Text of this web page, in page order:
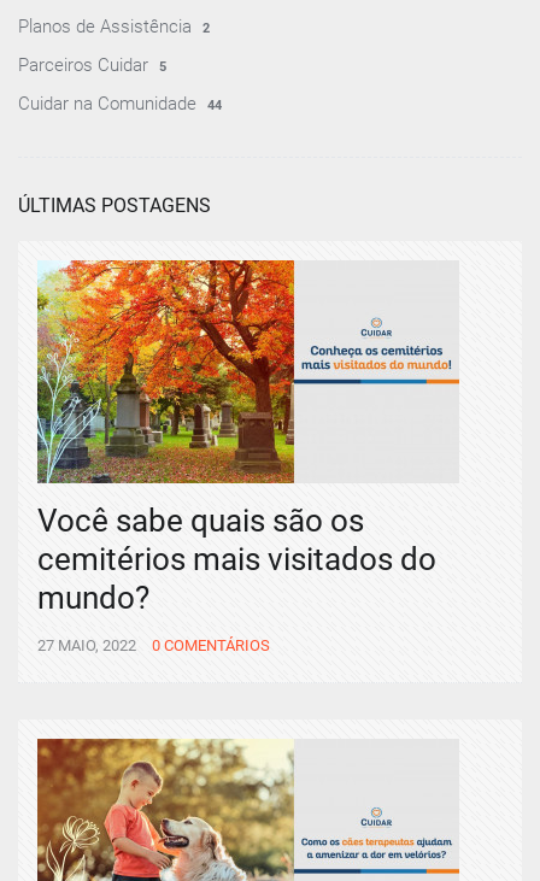
Planos de Assistência 2
Parceiros Cuidar 5
Cuidar na Comunidade 44
ÚLTIMAS POSTAGENS
Você sabe quais são os
cemitérios mais visitados do
mundo?
27 MAIO, 2022 0 COMENTÁRIOS